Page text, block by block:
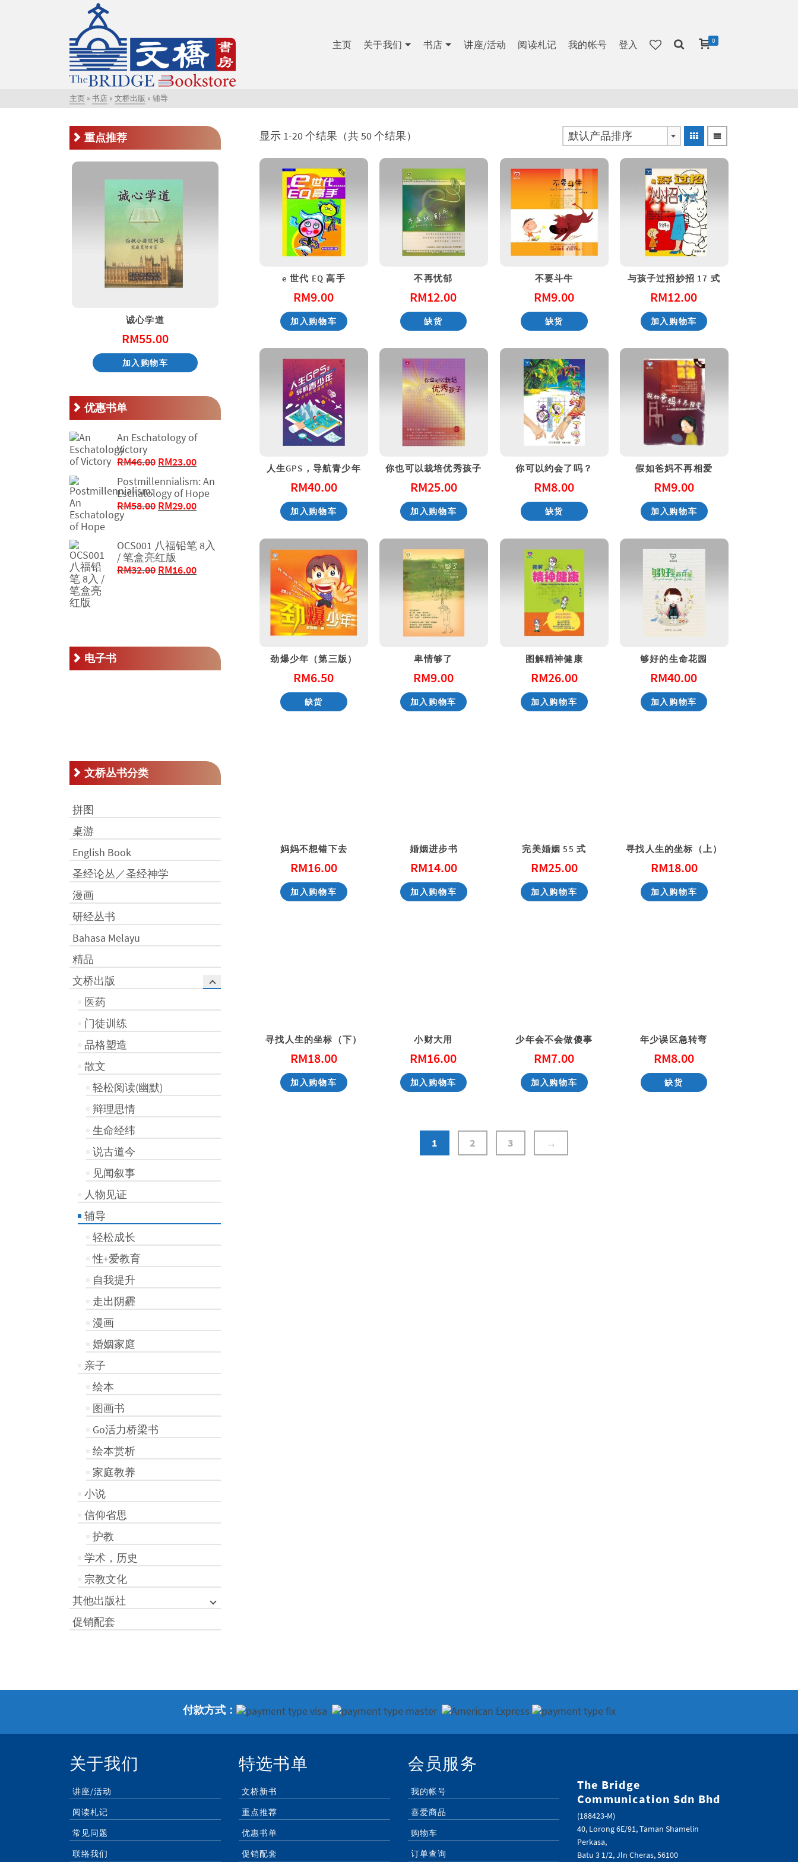
主页 关于我们 书店 讲座/活动 阅读札记 我的帐号 登入 0
主页 » 书店 » 文桥出版 » 辅导
显示 1-20 个结果（共 50 个结果） 默认产品排序
e 世代 EQ 高手
RM9.00
加入购物车
不再忧郁
RM12.00
缺货
不要斗牛
RM9.00
缺货
与孩子过招妙招 17 式
RM12.00
加入购物车
人生GPS，导航青少年
RM40.00
加入购物车
你也可以栽培优秀孩子
RM25.00
加入购物车
你可以约会了吗？
RM8.00
缺货
假如爸妈不再相爱
RM9.00
加入购物车
劲爆少年（第三版）
RM6.50
缺货
卑情够了
RM9.00
加入购物车
图解精神健康
RM26.00
加入购物车
够好的生命花园
RM40.00
加入购物车
妈妈不想错下去
RM16.00
加入购物车
婚姻进步书
RM14.00
加入购物车
完美婚姻 55 式
RM25.00
加入购物车
寻找人生的坐标（上）
RM18.00
加入购物车
寻找人生的坐标（下）
RM18.00
加入购物车
小财大用
RM16.00
加入购物车
少年会不会做傻事
RM7.00
加入购物车
年少误区急转弯
RM8.00
缺货
1 2 3 →
重点推荐
诚心学道
RM55.00
加入购物车 加入购物车 加入购物车
天国的童话系列 – 大熊爵士开新店
加入购物车
优惠书单
An Eschatology of
Victory
RM46.00 原
为：
RM46.00。
RM23.00当
价
格
为：
Postmillennialism: An
Eschatology of Hope
RM58.00 原
RM58.00。
RM29.00当
格
RM29.00。
OCS001 八福铅笔 8入
/ 笔盒亮红版
RM32.00 原
RM16.00当
电子书
文桥丛书分类
拼图
桌游
English Book
圣经论丛／圣经神学
漫画
研经丛书
Bahasa Melayu
精品
文桥出版
医药
门徒训练
品格塑造
散文
轻松阅读(幽默)
辩理思情
生命经纬
说古道今
见闻叙事
人物见证
辅导
轻松成长
性+爱教育
自我提升
走出阴霾
漫画
婚姻家庭
亲子
绘本
图画书
Go活力桥梁书
绘本赏析
家庭教养
小说
信仰省思
护教
学术，历史
宗教文化
其他出版社
促销配套
付款方式：
关于我们
讲座/活动
阅读札记
常见问题
联络我们
特选书单
文桥新书
重点推荐
优惠书单
促销配套
会员服务
我的帐号
喜爱商品
购物车
订单查询
The Bridge
Communication Sdn Bhd
(188423-M)
40, Lorong 6E/91, Taman Shamelin
Perkasa,
Batu 3 1/2, Jln Cheras, 56100